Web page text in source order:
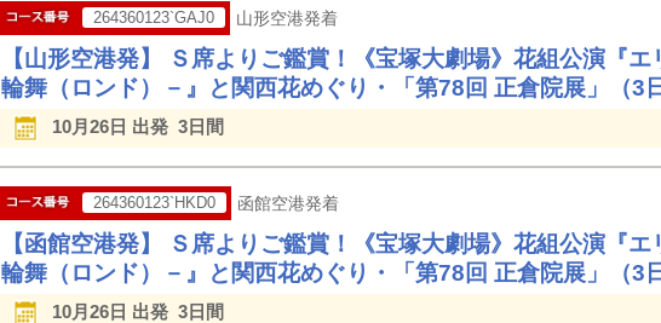
264360123`GAJ0 山形空港発着
【山形空港発】 Ｓ席よりご鑑賞！《宝塚大劇場》花組公演『
輪舞（ロンド）－』と関西花めぐり・「第78回 正倉院展」（3
10月26日 出発 3日間
264360123`HKD0 函館空港発着
【函館空港発】 Ｓ席よりご鑑賞！《宝塚大劇場》花組公演『
輪舞（ロンド）－』と関西花めぐり・「第78回 正倉院展」（3
10月26日 出発 3日間